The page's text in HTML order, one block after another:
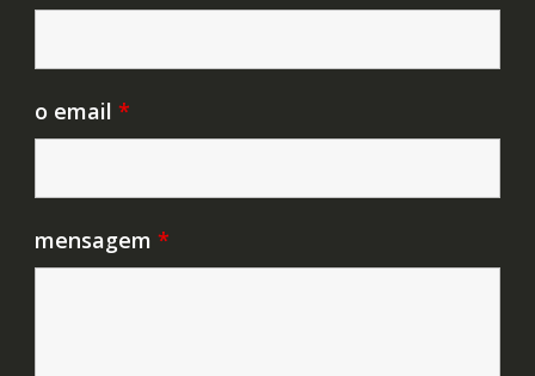
o email *
mensagem *